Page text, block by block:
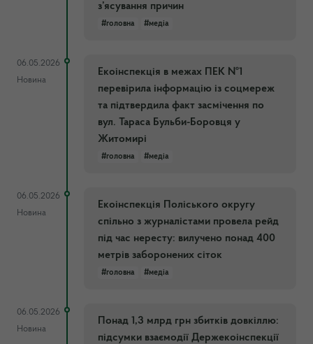
з’ясування причин
#головна #медіа
06.05.2026
Новина
Екоінспекція в межах ПЕК №1
перевірила інформацію із соцмереж
та підтвердила факт засмічення по
вул. Тараса Бульби-Боровця у
Житомирі
#головна #медіа
06.05.2026
Новина
Екоінспекція Поліського округу
спільно з журналістами провела рейд
під час нересту: вилучено понад 400
метрів заборонених сіток
#головна #медіа
06.05.2026
Новина
Понад 1,3 млрд грн збитків довкіллю:
підсумки взаємодії Держекоінспекції